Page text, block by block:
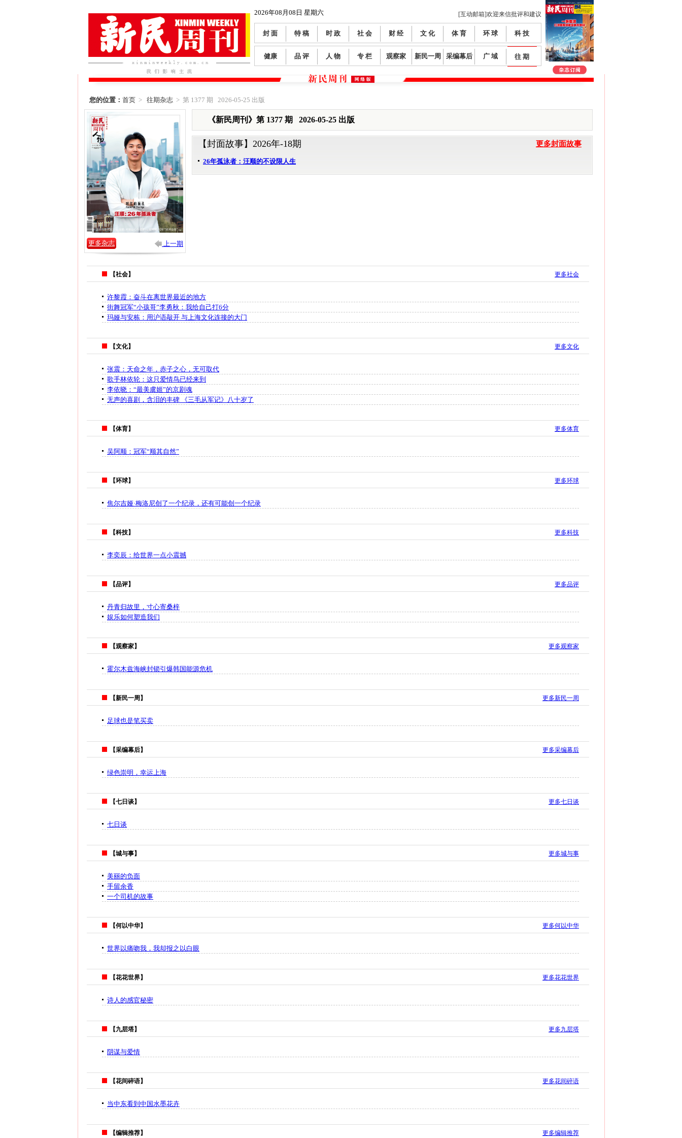
2026年08月08日 星期六 [互动邮箱]欢迎来信批评和建议
封 面 特 稿 时 政 社 会 财 经 文 化 体 育 环 球 科 技
健康 品 评 人 物 专 栏 观察家 新民一周 采编幕后 广 域 往 期
您的位置： 首页 > 往期杂志 > 第 1377 期 2026-05-25 出版
更多杂志 上一期
《新民周刊》第 1377 期 2026-05-25 出版
【封面故事】 2026年-18期 更多封面故事
26年孤泳者：汪顺的不设限人生
【社会】 更多社会
许黎霞：奋斗在离世界最近的地方
街舞冠军“小孩哥”李勇秋：我给自己打6分
玛娅与安栋：用沪语敲开 与上海文化连接的大门
【文化】 更多文化
张震：天命之年，赤子之心，无可取代
歌手林依轮：这只爱情鸟已经来到
李依晓：“最美虞姬”的京剧魂
无声的喜剧，含泪的丰碑 《三毛从军记》八十岁了
【体育】 更多体育
吴阿顺：冠军“顺其自然”
【环球】 更多环球
焦尔吉娅·梅洛尼创了一个纪录，还有可能创一个纪录
【科技】 更多科技
李奕辰：给世界一点小震撼
【品评】 更多品评
丹青归故里，寸心寄桑梓
娱乐如何塑造我们
【观察家】 更多观察家
霍尔木兹海峡封锁引爆韩国能源危机
【新民一周】 更多新民一周
足球也是笔买卖
【采编幕后】 更多采编幕后
绿色崇明，幸运上海
【七日谈】 更多七日谈
七日谈
【城与事】 更多城与事
美丽的负面
手留余香
一个司机的故事
【何以中华】 更多何以中华
世界以痛吻我，我却报之以白眼
【花花世界】 更多花花世界
诗人的感官秘密
【九层塔】 更多九层塔
阴谋与爱情
【花间碎语】 更多花间碎语
当中东看到中国水墨花卉
【编辑推荐】 更多编辑推荐